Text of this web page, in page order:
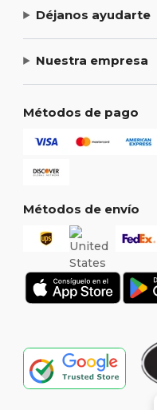
Déjanos ayudarte
Nuestra empresa
Métodos de pago
Métodos de envío